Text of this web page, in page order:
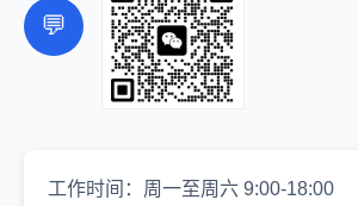
💬
工作时间：周一至周六 9:00-18:00